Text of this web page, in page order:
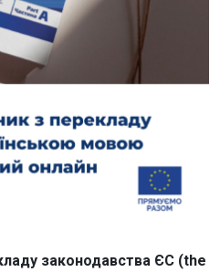
законодавства ЄС (the